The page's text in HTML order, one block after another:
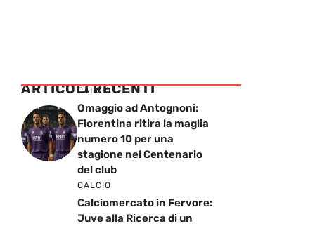
ARTICOLI RECENTI
CALCIO
Omaggio ad Antognoni:
Fiorentina ritira la maglia
numero 10 per una
stagione nel Centenario
del club
CALCIO
Calciomercato in Fervore:
Juve alla Ricerca di un